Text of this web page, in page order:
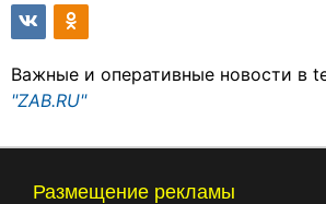
Важные и оперативные новости в
"ZAB.RU"
Размещение рекламы